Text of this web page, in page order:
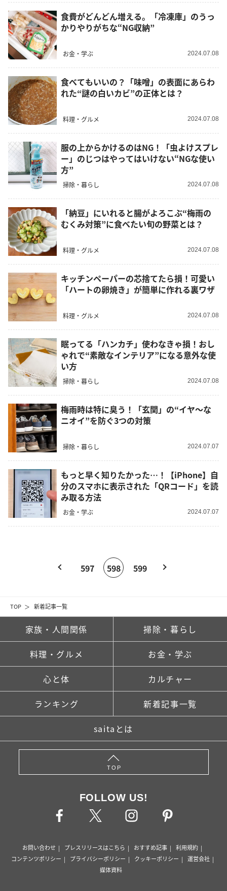
TOP 新着記事一覧
食費がどんどん増える。「冷凍庫」のうっ
かりやりがちな“NG収納”
お金・学ぶ 2024.07.08
食べてもいいの？「味噌」の表面にあらわ
れた“謎の白いカビ”の正体とは？
料理・グルメ 2024.07.08
服の上からかけるのはNG！「虫よけスプレ
ー」のじつはやってはいけない“NGな使い
方”
掃除・暮らし 2024.07.08
「納豆」にいれると腸がよろこぶ“梅雨の
むくみ対策”に食べたい旬の野菜とは？
料理・グルメ 2024.07.08
キッチンペーパーの芯捨てたら損！可愛い
「ハートの卵焼き」が簡単に作れる裏ワザ
料理・グルメ 2024.07.08
眠ってる「ハンカチ」使わなきゃ損！おし
ゃれで“素敵なインテリア”になる意外な使
い方
掃除・暮らし 2024.07.08
梅雨時は特に臭う！「玄関」の“イヤ〜な
ニオイ”を防ぐ3つの対策
掃除・暮らし 2024.07.07
もっと早く知りたかった…！【iPhone】自
分のスマホに表示された「QRコード」を読
み取る方法
お金・学ぶ 2024.07.07
597 598 599
家族・人間関係 掃除・暮らし
料理・グルメ お金・学ぶ
心と体 カルチャー
ランキング 新着記事一覧
saitaとは
TOP
FOLLOW US!
お問い合わせ プレスリリースはこちら おすすめ記事
利用規約
コンテンツポリシー
プライバシーポリシー クッキーポリシー
運営会社
媒体資料